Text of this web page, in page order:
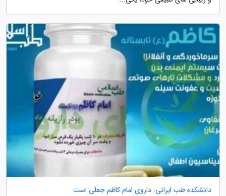
دانشکده طب ایرانی: داروی امام کاظم جعلی است